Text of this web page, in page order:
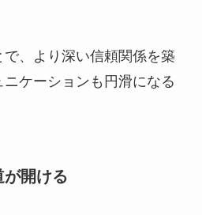
、より深い信頼関係を築
ケーションも円滑になる
開ける